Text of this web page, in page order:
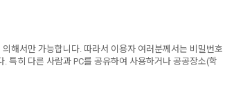
해서만 가능합니다. 따라서 이용자 여러분께서는 비밀번호
특히 다른 사람과 PC를 공유하여 사용하거나 공공장소(학